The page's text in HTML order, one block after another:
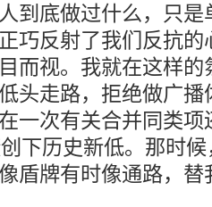
到底做过什么，只
巧反射了我们反抗
而视。我就在这样
头走路，拒绝做广
一次有关合并同类
下历史新低。那时
盾牌有时像通路，